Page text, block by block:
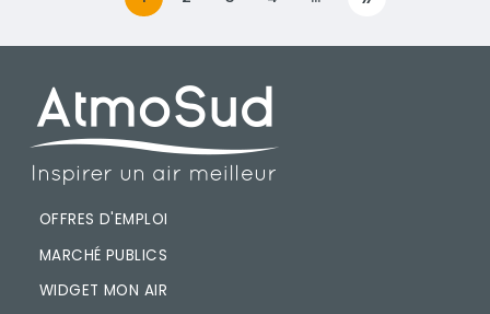
SUIVANT
PIED DE PAGE
OFFRES D'EMPLOI
MARCHÉ PUBLICS
WIDGET MON AIR